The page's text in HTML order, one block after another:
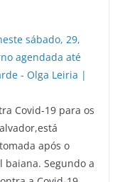
Covid-19 para os
após o
baiana. Segundo a